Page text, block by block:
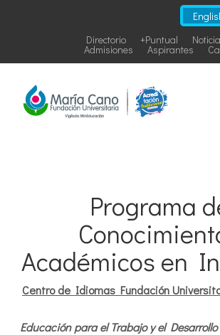
+Puntual
Directorio
Aspirantes
Admisiones
Programa
Académicos en
Centro de Idiomas Fundación
Educación para el Trabajo y el